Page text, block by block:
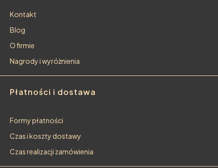
Kontakt
Blog
O firmie
Nagrody i wyróżnienia
Płatności i dostawa
Formy płatności
Czas i koszty dostawy
Czas realizacji zamówienia